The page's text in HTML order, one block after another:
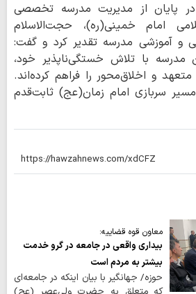
پایان از مدیریت مدرسه تخصصی
امام خمینی(ره)، حجت‌الاسلام
و آموزشی مدرسه تقدیر کرد و گفت:
مدرسه با تلاش خستگی‌ناپذیر خود،
و اخلاق‌محور را فراهم کرده‌اند.
سربازی امام زمان(عج) ثابت‌قدم
معاون قوه قضاییه:
بیداری واقعی در جامعه در گرو خدمت
بیشتر به مردم است
حوزه/ جهانگیر با بیان اینکه در جامعه‌ای